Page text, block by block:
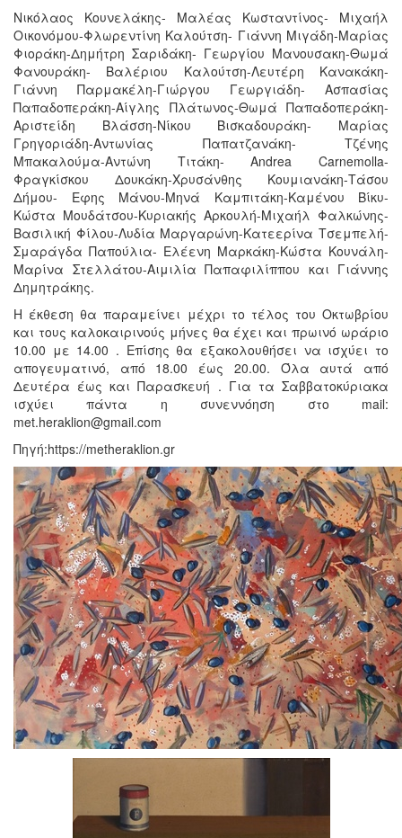
Νικόλαος Κουνελάκης- Μαλέας Κωσταντίνος- Μιχαήλ
Οικονόμου-Φλωρεντίνη Καλούτση- Γιάννη Μιγάδη-Μαρίας
Φιοράκη-Δημήτρη Σαριδάκη- Γεωργίου Μανουσακη-Θωμά
Φανουράκη- Βαλέριου Καλούτση-Λευτέρη Κανακάκη-
Γιάννη Παρμακέλη-Γιώργου Γεωργιάδη- Ασπασίας
Παπαδοπεράκη-Αίγλης Πλάτωνος-Θωμά Παπαδοπεράκη-
Αριστείδη Βλάσση-Νίκου Βισκαδουράκη- Μαρίας
Γρηγοριάδη-Αντωνίας Παπατζανάκη- Τζένης
Μπακαλούμα-Αντώνη Τιτάκη- Andrea Carnemolla-
Φραγκίσκου Δουκάκη-Χρυσάνθης Κουμιανάκη-Τάσου
Δήμου- Εφης Μάνου-Μηνά Καμπιτάκη-Καμένου Βίκυ-
Κώστα Μουδάτσου-Κυριακής Αρκουλή-Μιχαήλ Φαλκώνης-
Βασιλική Φίλου-Λυδία Μαργαρώνη-Κατεερίνα Τσεμπελή-
Σμαράγδα Παπούλια- Ελέενη Μαρκάκη-Κώστα Κουνάλη-
Μαρίνα Στελλάτου-Αιμιλία Παπαφιλίππου και Γιάννης
Δημητράκης.
Η έκθεση θα παραμείνει μέχρι το τέλος του Οκτωβρίου
και τους καλοκαιρινούς μήνες θα έχει και πρωινό ωράριο
10.00 με 14.00 . Επίσης θα εξακολουθήσει να ισχύει το
απογευματινό, από 18.00 έως 20.00. Όλα αυτά από
Δευτέρα έως και Παρασκευή . Για τα Σαββατοκύριακα
ισχύει πάντα η συνεννόηση στο mail:
met.heraklion@gmail.com
Πηγή:https://metheraklion.gr